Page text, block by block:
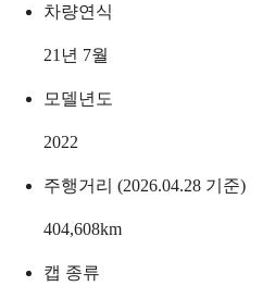
차량연식
21년 7월
모델년도
2022
주행거리 (2026.04.28 기준)
404,608km
캡 종류